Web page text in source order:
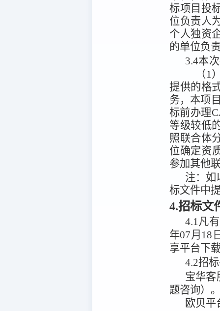
标项目投
位负责人
个人独资
的单位负
3.4本
（1
提供的格
务，本项
标前办理
等级较低
照联合体
位确定资
参加其他
注： 如
标文件中
4.招标文
4.1凡
年07月18
享平台下
4.2招
宝华客
题咨询）
欧贝平